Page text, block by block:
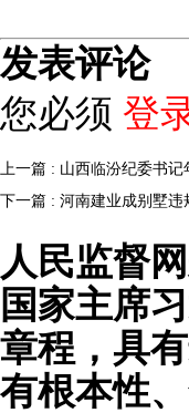
发表评论
您必须 登
上一篇 : 山西临汾纪委书记
下一篇 : 河南建业成别墅违
人民监督
国家主席
章程，具
有根本性